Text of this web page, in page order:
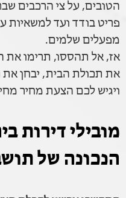
הטובים, על צי הרכבים
פריט בודד ועד למשאיות
מפעלים שלמים.
אז, אל תהססו, תרימו את
את תכולת הבית, יבחן את
ויגיש לכם הצעת מחיר
מובילי דירות
הנכונה של